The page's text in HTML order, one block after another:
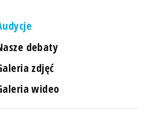
debaty
zdjęć
wideo